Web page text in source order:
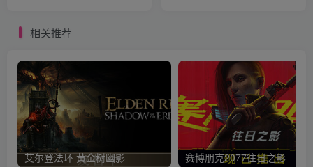
相关推荐
艾尔登法环 黄金树幽影 赛博朋克2077往日之影